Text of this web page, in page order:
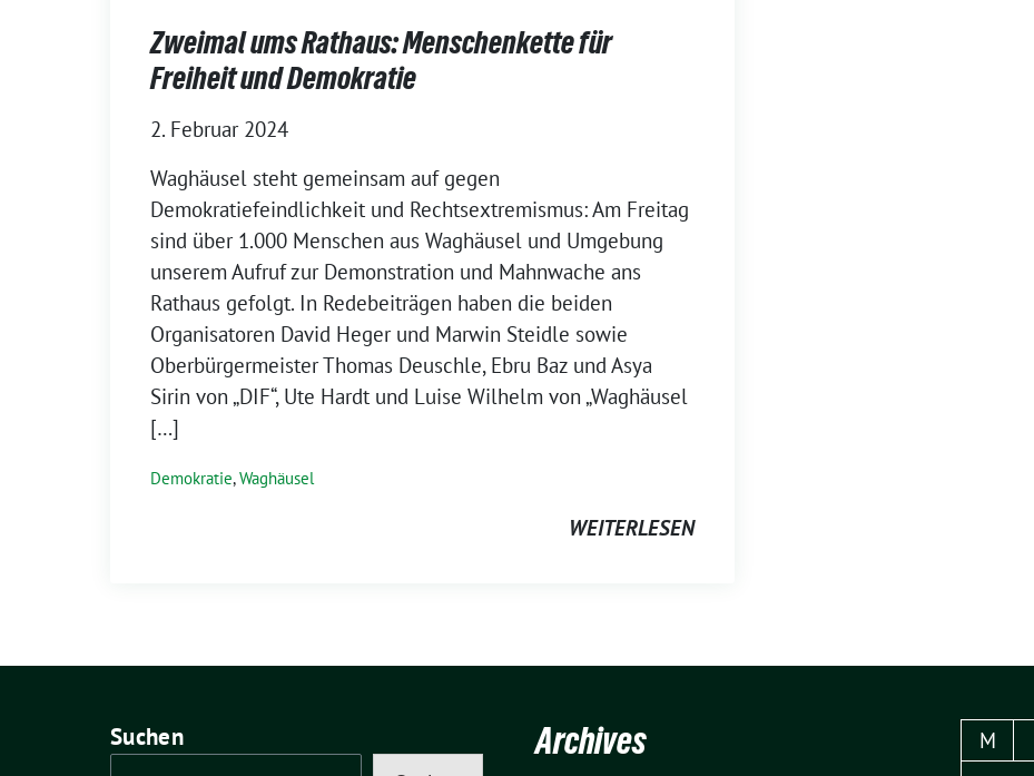
Zweimal ums Rathaus: Menschenkette für
Freiheit und Demokratie
2. Februar 2024
Waghäusel steht gemeinsam auf gegen
Demokratiefeindlichkeit und Rechtsextremismus: Am Freitag
sind über 1.000 Menschen aus Waghäusel und Umgebung
unserem Aufruf zur Demonstration und Mahnwache ans
Rathaus gefolgt. In Redebeiträgen haben die beiden
Organisatoren David Heger und Marwin Steidle sowie
Oberbürgermeister Thomas Deuschle, Ebru Baz und Asya
Sirin von „DIF“, Ute Hardt und Luise Wilhelm von „Waghäusel
[…]
Demokratie,Waghäusel
WEITERLESEN
Suchen Archives M